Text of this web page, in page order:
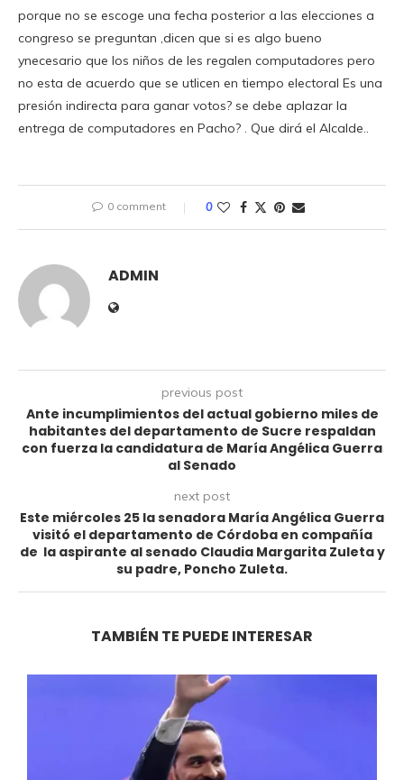
porque no se escoge una fecha posterior a las elecciones a
congreso se preguntan ,dicen que si es algo bueno
ynecesario que los niños de les regalen computadores pero
no esta de acuerdo que se utlicen en tiempo electoral Es una
presión indirecta para ganar votos? se debe aplazar la
entrega de computadores en Pacho? . Que dirá el Alcalde..
0 comment 0
ADMIN
previous post
Ante incumplimientos del actual gobierno miles de
habitantes del departamento de Sucre respaldan
con fuerza la candidatura de María Angélica Guerra
al Senado
next post
Este miércoles 25 la senadora María Angélica Guerra
visitó el departamento de Córdoba en compañía
de la aspirante al senado Claudia Margarita Zuleta y
su padre, Poncho Zuleta.
TAMBIÉN TE PUEDE INTERESAR